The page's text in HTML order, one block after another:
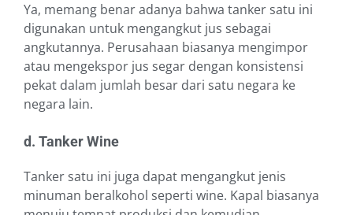
Ya, memang benar adanya bahwa tanker satu ini
digunakan untuk mengangkut jus sebagai
angkutannya. Perusahaan biasanya mengimpor
atau mengekspor jus segar dengan konsistensi
pekat dalam jumlah besar dari satu negara ke
negara lain.
d. Tanker Wine
Tanker satu ini juga dapat mengangkut jenis
minuman beralkohol seperti wine. Kapal biasanya